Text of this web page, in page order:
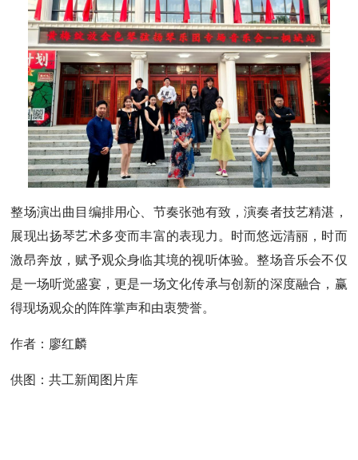
整场演出曲目编排用心、节奏张弛有致，演奏者技艺精湛，
展现出扬琴艺术多变而丰富的表现力。时而悠远清丽，时而
激昂奔放，赋予观众身临其境的视听体验。整场音乐会不仅
是一场听觉盛宴，更是一场文化传承与创新的深度融合，赢
得现场观众的阵阵掌声和由衷赞誉。
作者：廖红麟
供图：共工新闻图片库